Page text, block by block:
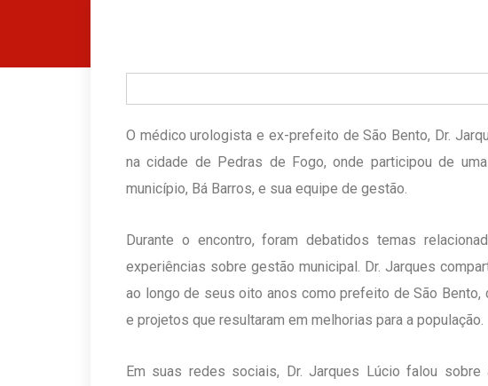
O médico urologista e ex-prefeito de São Bento, Dr.
na cidade de Pedras de Fogo, onde participou de
município, Bá Barros, e sua equipe de gestão.
Durante o encontro, foram debatidos temas
experiências sobre gestão municipal. Dr. Jarques
ao longo de seus oito anos como prefeito de São
e projetos que resultaram em melhorias para a população.
Em suas redes sociais, Dr. Jarques Lúcio falou